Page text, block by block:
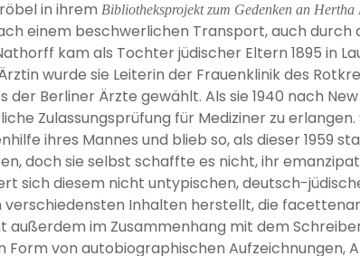
in ihrem Bibliotheksprojekt zum Gedenken an
einem beschwerlichen Transport, auch
kam als Tochter jüdischer Eltern 1895 in
wurde sie Leiterin der Frauenklinik des
der Berliner Ärzte gewählt. Als sie 1940 nach
Zulassungsprüfung für Mediziner zu
ihres Mannes und blieb so, als dieser 1959
doch sie selbst schaffte es nicht, ihr
sich diesem nicht untypischen, deutsch-
Inhalten herstellt, die
außerdem im Zusammenhang mit dem
Form von autobiographischen Aufzeichnungen,